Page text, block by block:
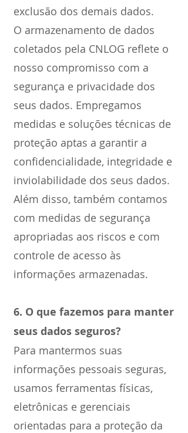
exclusão dos demais dados.
O armazenamento de dados
coletados pela CNLOG reflete o
nosso compromisso com a
segurança e privacidade dos
seus dados. Empregamos
medidas e soluções técnicas de
proteção aptas a garantir a
confidencialidade, integridade e
inviolabilidade dos seus dados.
Além disso, também contamos
com medidas de segurança
apropriadas aos riscos e com
controle de acesso às
informações armazenadas.
6. O que fazemos para manter
seus dados seguros?
Para mantermos suas
informações pessoais seguras,
usamos ferramentas físicas,
eletrônicas e gerenciais
orientadas para a proteção da